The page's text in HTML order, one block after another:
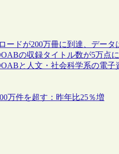
ドが200万冊に到達、データ
の収録タイトル数が5万点
と人文・社会科学系の電子
万件を超す：昨年比25％増